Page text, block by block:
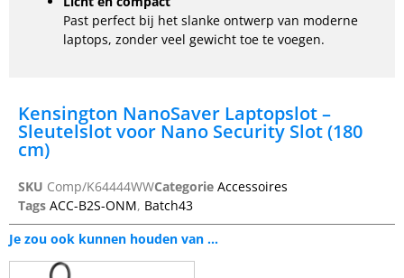
Past perfect bij het slanke ontwerp van moderne
laptops, zonder veel gewicht toe te voegen.
Kensington NanoSaver Laptopslot –
Sleutelslot voor Nano Security Slot (180
cm)
SKU Comp/K64444WWCategorie Accessoires
Tags ACC-B2S-ONM, Batch43
Je zou ook kunnen houden van …